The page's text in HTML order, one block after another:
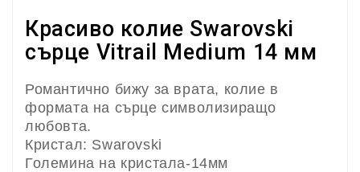
Красиво колие Swarovski
сърце Vitrail Medium 14 мм
Романтично бижу за врата, колие в
формата на сърце символизиращо
любовта.
Кристал: Swarovski
Големина на кристала-14мм